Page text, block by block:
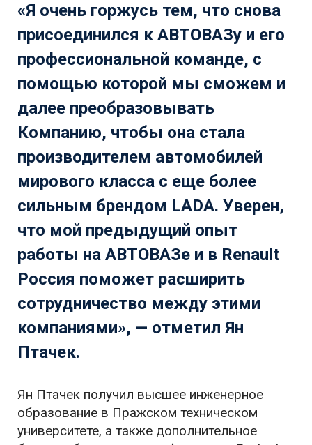
«Я очень горжусь тем, что снова
присоединился к АВТОВАЗу и его
профессиональной команде, с
помощью которой мы сможем и
далее преобразовывать
Компанию, чтобы она стала
производителем автомобилей
мирового класса с еще более
сильным брендом LADA. Уверен,
что мой предыдущий опыт
работы на АВТОВАЗе и в Renault
Россия поможет расширить
сотрудничество между этими
компаниями», — отметил Ян
Птачек.
Ян Птачек получил высшее инженерное
образование в Пражском техническом
университете, а также дополнительное